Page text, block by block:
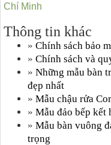
Chí Minh
Thông tin khác
» Chính sách bảo
» Chính sách và
» Những mẫu bàn
đẹp nhất
» Mẫu chậu rửa
» Mẫu đảo bếp kết
» Mẫu bàn vuông
trọng